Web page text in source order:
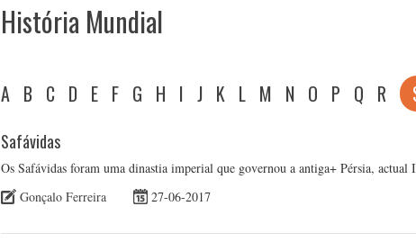
História Mundial
A B C D E F G H I J K L M N O P Q R
Safávidas
Os Safávidas foram uma dinastia imperial que governou a antiga+ Pérsia, actual
Gonçalo Ferreira
27-06-2017